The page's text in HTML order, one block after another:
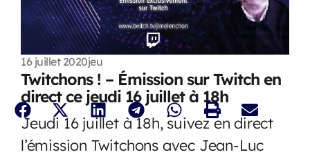
16 juillet 2020jeu
Twitchons ! – Émission sur Twitch en
direct ce jeudi 16 juillet à 18h
Jeudi 16 juillet à 18h, suivez en direct
l’émission Twitchons avec Jean-Luc